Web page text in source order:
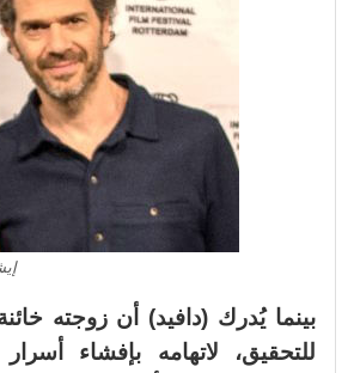
بينما يُدرك (دافيد) أن زوجته
للتحقيق، لاتهامه بإفشاء